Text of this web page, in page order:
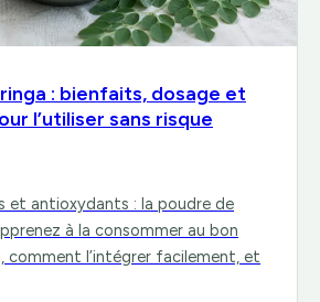
: bienfaits, dosage et
l’utiliser sans risque
et antioxydants : la poudre de
à la consommer au bon
comment l’intégrer facilement, et